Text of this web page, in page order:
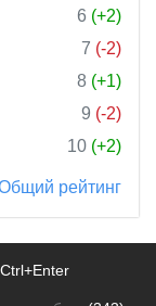
6 (+2)
7 (-2)
8 (+1)
9 (-2)
10 (+2)
рейтинг
Ctrl+Enter